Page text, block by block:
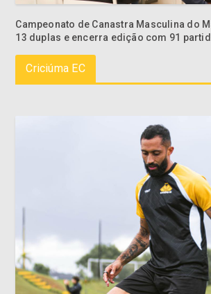
Criciúma EC